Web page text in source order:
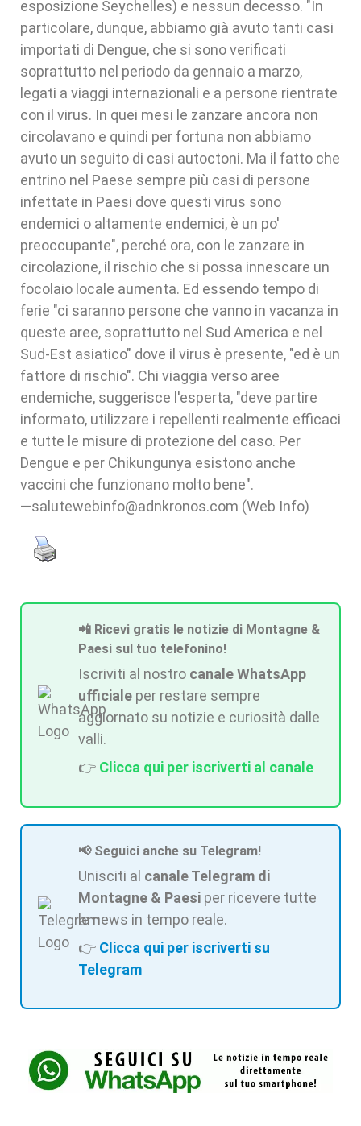
esposizione Seychelles) e nessun decesso. "In
particolare, dunque, abbiamo già avuto tanti casi
importati di Dengue, che si sono verificati
soprattutto nel periodo da gennaio a marzo,
legati a viaggi internazionali e a persone rientrate
con il virus. In quei mesi le zanzare ancora non
circolavano e quindi per fortuna non abbiamo
avuto un seguito di casi autoctoni. Ma il fatto che
entrino nel Paese sempre più casi di persone
infettate in Paesi dove questi virus sono
endemici o altamente endemici, è un po'
preoccupante", perché ora, con le zanzare in
circolazione, il rischio che si possa innescare un
focolaio locale aumenta. Ed essendo tempo di
ferie "ci saranno persone che vanno in vacanza in
queste aree, soprattutto nel Sud America e nel
Sud-Est asiatico" dove il virus è presente, "ed è un
fattore di rischio". Chi viaggia verso aree
endemiche, suggerisce l'esperta, "deve partire
informato, utilizzare i repellenti realmente efficaci
e tutte le misure di protezione del caso. Per
Dengue e per Chikungunya esistono anche
vaccini che funzionano molto bene".
—salutewebinfo@adnkronos.com (Web Info)
📲 Ricevi gratis le notizie di Montagne &
Paesi sul tuo telefonino!
Iscriviti al nostro canale WhatsApp
ufficiale per restare sempre
aggiornato su notizie e curiosità dalle
valli.
👉 Clicca qui per iscriverti al canale
📢 Seguici anche su Telegram!
Unisciti al canale Telegram di
Montagne & Paesi per ricevere tutte
le news in tempo reale.
👉 Clicca qui per iscriverti su
Telegram